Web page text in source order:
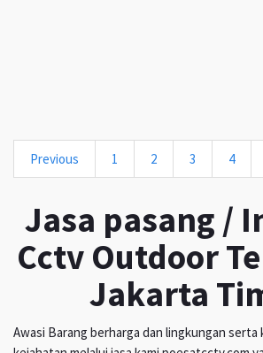
Previous 1 2 3 4
Jasa pasang /
Cctv Outdoor
Jakarta
Awasi Barang berharga dan lingkungan serta